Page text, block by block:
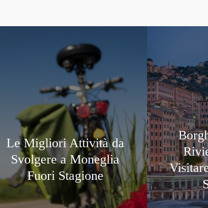
Le Migliori Attività da
Svolgere a Moneglia
Fuori Stagione